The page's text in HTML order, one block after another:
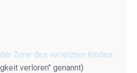
Zone des verletzten Kindes
verloren" genannt)